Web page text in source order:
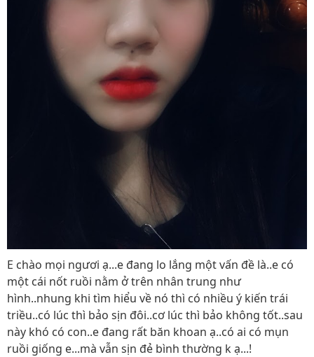
E chào mọi ngươi ạ...e đang lo lắng một vấn đề là..e có
một cái nốt ruồi nằm ở trên nhân trung như
hình..nhung khi tìm hiểu về nó thì có nhiều ý kiến trái
triều..có lúc thì bảo sịn đôi..cơ lúc thì bảo không tốt..sau
này khó có con..e đang rất băn khoan ạ..có ai có mụn
ruồi giống e...mà vẫn sịn đẻ bình thường k ạ...!